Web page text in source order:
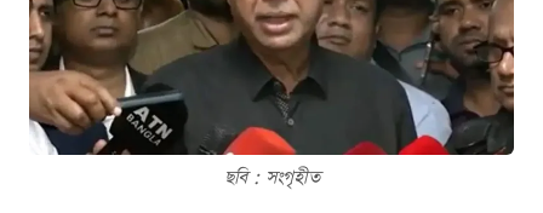
ছবি : সংগৃহীত